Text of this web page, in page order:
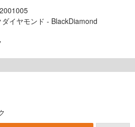
ダイヤモンド - BlackDiamond